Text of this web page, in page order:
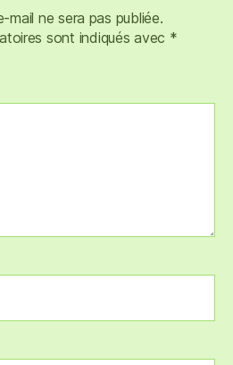
mail ne sera pas publiée.
sont indiqués avec *